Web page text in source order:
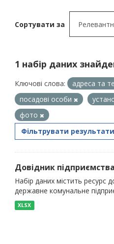
Сортувати за
1 набір даних
Ключові слова:
адреса та
посадові особи
фото
Фільтрувати результати
Довідник
Набір даних містить ресурс
державне комунальне
XLSX